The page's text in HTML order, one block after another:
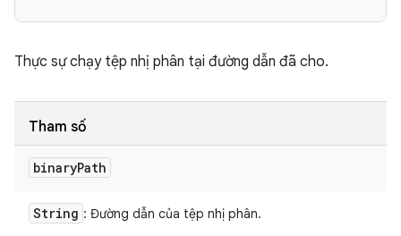
Thực sự chạy tệp nhị phân tại đường dẫn đã cho.
Tham số
binaryPath
String : Đường dẫn của tệp nhị phân.